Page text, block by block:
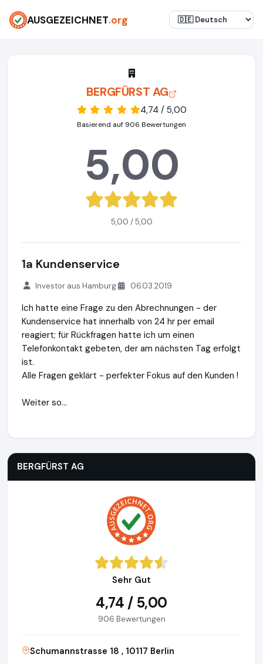
AUSGEZEICHNET.org
BERGFÜRST AG
4,74 / 5,00
Basierend auf 906 Bewertungen
5,00
5,00 / 5,00
1a Kundenservice
Investor aus Hamburg 06.03.2019
Ich hatte eine Frage zu den Abrechnungen - der
Kundenservice hat innerhalb von 24 hr per email
reagiert; für Rückfragen hatte ich um einen
Telefonkontakt gebeten, der am nächsten Tag erfolgt
ist.
Alle Fragen geklärt - perfekter Fokus auf den Kunden !
Weiter so...
BERGFÜRST AG
Sehr Gut
4,74 / 5,00
906 Bewertungen
Schumannstrasse 18 , 10117 Berlin